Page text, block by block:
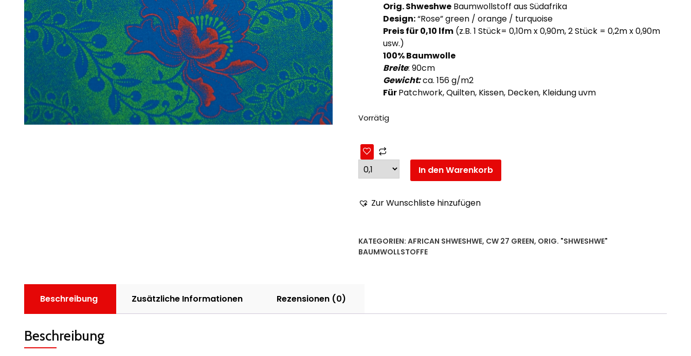
Orig. Shweshwe Baumwollstoff aus Südafrika
Design:“Rose” green / orange / turquoise
Preis für 0,10 lfm (z.B. 1 Stück= 0,10m x 0,90m, 2 Stück = 0,2m x 0,90m
usw.)
100% Baumwolle
Breite: 90cm
Gewicht:ca. 156 g/m2
FürPatchwork, Quilten, Kissen, Decken, Kleidung uvm
Vorrätig
In den Warenkorb
Zur Wunschliste hinzufügen
KATEGORIEN: AFRICAN SHWESHWE, CW 27 GREEN, ORIG. "SHWESHWE"
BAUMWOLLSTOFFE
Beschreibung Zusätzliche Informationen Rezensionen (0)
Beschreibung